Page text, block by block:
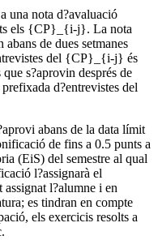
una nota d?avaluació
els {CP}_{i-j}. La nota
de dues setmanes
del {CP}_{i-j} és
s?aprovin després de
d?entrevistes del
abans de la data límit
de fins a 0.5 punts a
(EiS) del semestre al qual
l?assignarà el
assignat l?alumne i en
es tindran en compte
els exercicis resolts a